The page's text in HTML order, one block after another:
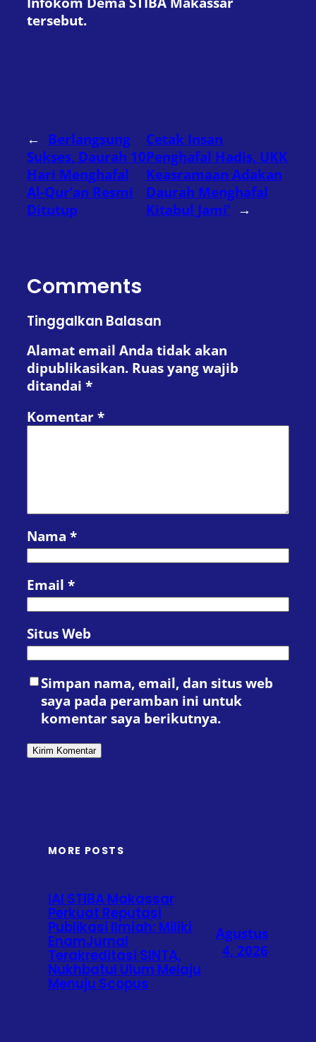
tersebut.
← Berlangsung
Sukses, Daurah 10
Hari Menghafal
Al-Qur’an Resmi
Ditutup
Cetak Insan
Penghafal Hadis, UKK
Keasramaan Adakan
Daurah Menghafal
Kitabul Jami’ →
Comments
Tinggalkan Balasan
Alamat email Anda tidak akan
dipublikasikan. Ruas yang wajib
ditandai *
Komentar *
Nama *
Email *
Situs Web
Simpan nama, email, dan situs web
saya pada peramban ini untuk
komentar saya berikutnya.
MORE POSTS
IAI STIBA Makassar
Perkuat Reputasi
Publikasi Ilmiah: Miliki
EnamJurnal
Terakreditasi SINTA,
Nukhbatul Ulum Melaju
Menuju Scopus
Agustus
4, 2026